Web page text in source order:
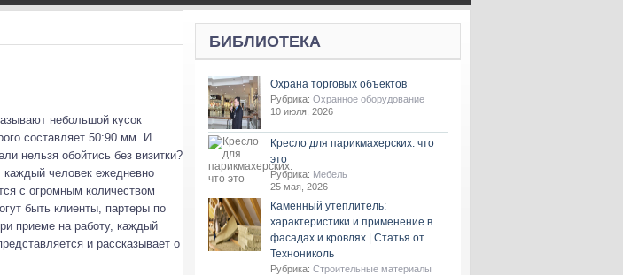
небольшой кусок
составляет 50:90 мм. И
нельзя обойтись без визитки?
человек ежедневно
с огромным количеством
быть клиенты, партеры по
приеме на работу, каждый
и рассказывает о
БИБЛИОТЕКА
Охрана торговых объектов
Рубрика: Охранное оборудование
10 июля, 2026
Кресло для парикмахерских: что
это
Рубрика: Мебель
25 мая, 2026
Каменный утеплитель:
характеристики и применение в
фасадах и кровлях | Статья от
Технониколь
Рубрика: Строительные материалы